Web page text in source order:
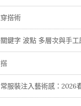
搭術
鍵字 波點 多層次與手工
服裝注入藝術感：2026